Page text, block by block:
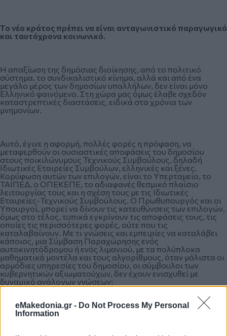
eMakedonia.gr - Do Not Process My Personal
Information
Το νέο κράτος πρέπει να είναι ανταγωνιστικό παραγωγικό
και ταυτόχρονα κοινωνικό.
Η απαξίωση της δημόσιας διοίκησης, από το πολιτικό
σύστημα, το συνδικαλιστικό κίνημα, αλλά και από ένα
μεγάλο μέρος των δημοσίων υπαλλήλων, δεν είναι μόνο
Ελληνικό φαινόμενο. Στη χώρα μας όμως έλαβε σχεδόν
καταστρεπτικές διαστάσεις, ειδικά στα χρόνια των
μνημονίων.
Αυτό, έγινε η αφορμή, πολλές φορές η πρόφαση, να
μεταφερθούν οι ουσιαστικές αποφάσεις του δημοσίου
στους ποικιλώνυμους Τεχνικούς Συμβούλους, δηλαδή
Ιδιωτικές Εταιρείες Συμβούλων, ελληνικές και ξένες.
Κορύφωση αυτών των επιλογών, είναι το Υπερταμείο, το
ΤΑΙΠΕΔ, ο ΟΠΕΚΕΠΕ, το αδιαφανές θεσμικό πλαίσιο
λειτουργίας τους και η σχέση τους με τις Ιδιωτικές
Εταιρείες-Τεχνικούς Συμβούλους. Ο Πρωθυπουργός και οι
Υπουργοί, μπορεί να δίνουν τις κατευθύνσεις των επιλογών,
όμως στο τέλος, τυπικά εγκρίνουν τις αποφάσεις τους, τις
οποίες τις περισσότερες φορές, ούτε που τις
καταλαβαίνουν. Με τι γνώσεις και εμπειρίες να καταλάβει
κάποιος, μια Σύμβαση Παραχώρησης ενός
αυτοκινητόδρομου ή ενός λιμανιού, με τα πολύπλοκα
μαθηματικά μοντέλα και τους αλγορίθμους, όταν μάλιστα οι
αρμόδιες υπηρεσίες του δημοσίου, οι σύμβουλοι των
κυβερνητικών αξιωματούχων, δεν έχουν ενισχυθεί με
δυναμικό ανάλογων γνώσεων;
Η απαξίωση της δημόσιας διοίκησης, από το πολιτικό